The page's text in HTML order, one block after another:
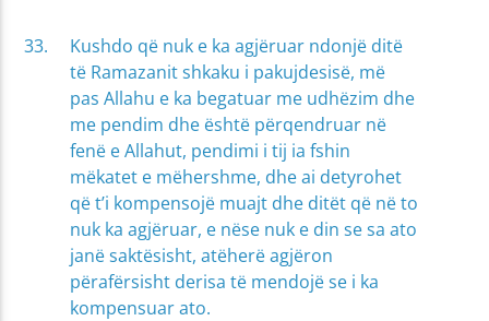
Kushdo që nuk e ka agjëruar ndonjë ditë
të Ramazanit shkaku i pakujdesisë, më
pas Allahu e ka begatuar me udhëzim dhe
me pendim dhe është përqendruar në
fenë e Allahut, pendimi i tij ia fshin
mëkatet e mëhershme, dhe ai detyrohet
që t’i kompensojë muajt dhe ditët që në to
nuk ka agjëruar, e nëse nuk e din se sa ato
janë saktësisht, atëherë agjëron
përafërsisht derisa të mendojë se i ka
kompensuar ato.